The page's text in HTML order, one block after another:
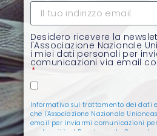
Desidero ricevere la
l'Associazione Nazionale
i miei dati personali per
comunicazioni via email
Informativa sul trattamento dei dati e
che l'Associazione Nazionale
email per inviarmi comunicazioni
conformità al Regolamento